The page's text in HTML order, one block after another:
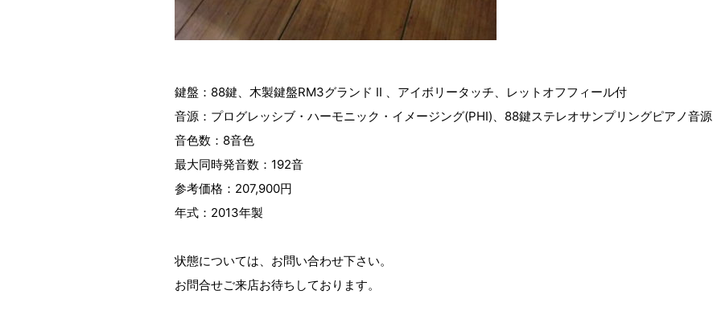
鍵盤：88鍵、木製鍵盤RM3グランド II 、アイボリータッチ、レットオフフィール付
音源：プログレッシブ・ハーモニック・イメージング(PHI)、88鍵ステレオサンプリングピアノ音源
音色数：8音色
最大同時発音数：192音
参考価格：207,900円
年式：2013年製
状態については、お問い合わせ下さい。
お問合せご来店お待ちしております。